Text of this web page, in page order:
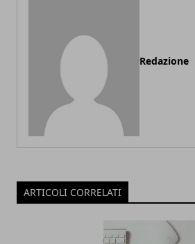
Redazione
ARTICOLI CORRELATI